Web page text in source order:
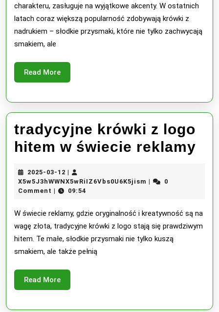
gości
hitem
charakteru, zasługuje na wyjątkowe akcenty. W ostatnich
latach coraz większą popularność zdobywają krówki z
nadrukiem – słodkie przysmaki, które nie tylko zachwycają
smakiem, ale
Read MoreRead
More
tradycyjne krówki z logo
hitem w świecie reklamy
w
2025-03-12 2025-
03-
12
X5w5J3hWWNX5wRiIZ6Vbs0U6K5jism
0
Comment
09:54
W świecie reklamy, gdzie oryginalność i kreatywność są na
wagę złota, tradycyjne krówki z logo stają się prawdziwym
hitem. Te małe, słodkie przysmaki nie tylko kuszą
smakiem, ale także pełnią
Read MoreRead
More